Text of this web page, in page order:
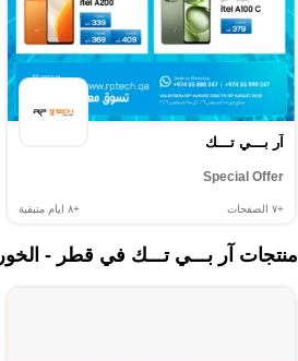
آر بـــي تـــك
Special Offer
+٧ الصفحات +٨ ايام متبقية
منتجات آر بـــي تـــك في قطر - الخور